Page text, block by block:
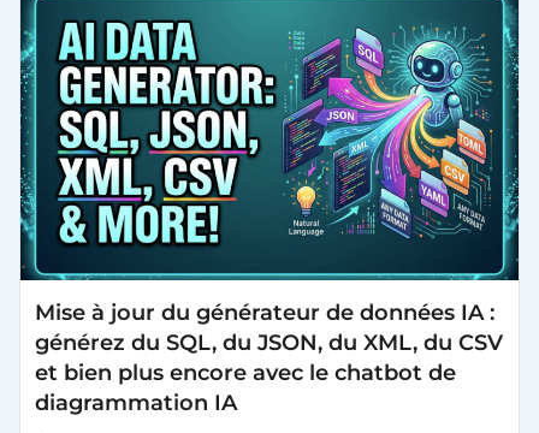
Mise à jour du générateur de données IA :
générez du SQL, du JSON, du XML, du CSV
et bien plus encore avec le chatbot de
diagrammation IA